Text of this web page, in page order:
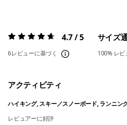
評価:4.7 / 5 4.7 / 5
6レビューに基づく
サイズ
100% レビ
アクティビティ
ハイキング, スキー／スノーボード, ランニン
レビュアーに好評